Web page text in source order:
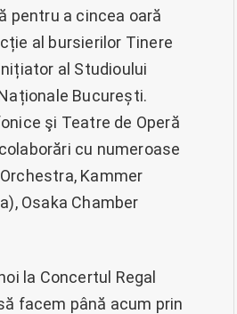
pentru a cincea oară
al bursierilor Tinere
al Studioului
București.
şi Teatre de Operă
cu numeroase
Kammer
Osaka Chamber
la Concertul Regal
facem până acum prin